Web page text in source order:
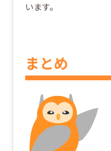
います。
まとめ